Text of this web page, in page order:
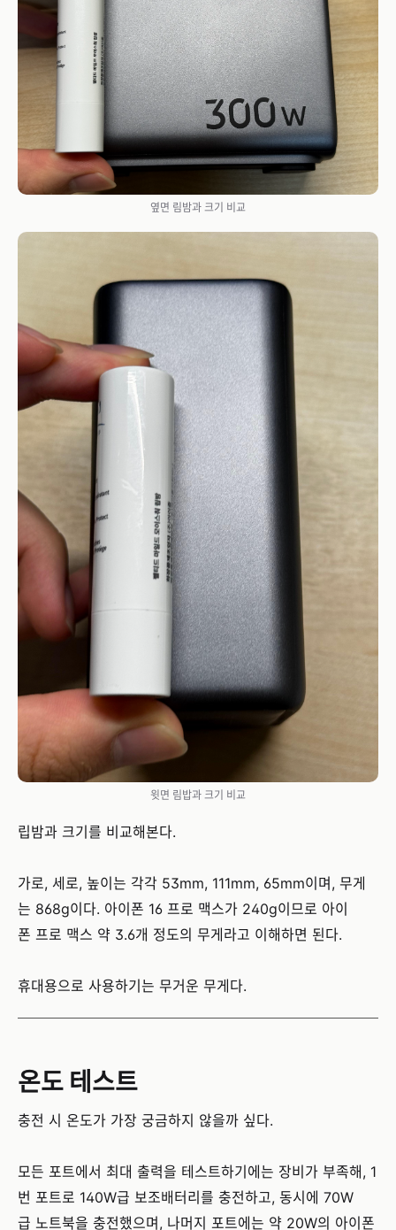
옆면 림밤과 크기 비교
윗면 림밥과 크기 비교
립밤과 크기를 비교해본다.
가로, 세로, 높이는 각각 53mm, 111mm, 65mm이며, 무게
는 868g이다. 아이폰 16 프로 맥스가 240g이므로 아이
폰 프로 맥스 약 3.6개 정도의 무게라고 이해하면 된다.
휴대용으로 사용하기는 무거운 무게다.
온도 테스트
충전 시 온도가 가장 궁금하지 않을까 싶다.
모든 포트에서 최대 출력을 테스트하기에는 장비가 부족해, 1
번 포트로 140W급 보조배터리를 충전하고, 동시에 70W
급 노트북을 충전했으며, 나머지 포트에는 약 20W의 아이폰